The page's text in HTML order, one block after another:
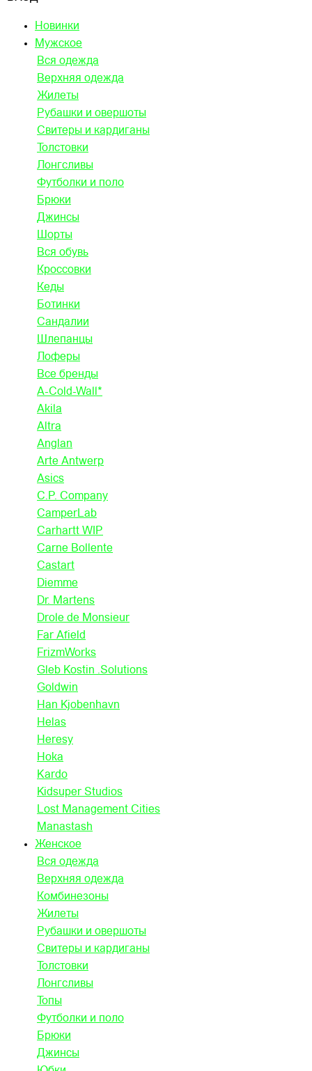
Новинки
Мужское
Вся одежда
Верхняя одежда
Жилеты
Рубашки и овершоты
Свитеры и кардиганы
Толстовки
Лонгсливы
Футболки и поло
Брюки
Джинсы
Шорты
Вся обувь
Кроссовки
Кеды
Ботинки
Сандалии
Шлепанцы
Лоферы
Все бренды
A-Cold-Wall*
Akila
Altra
Anglan
Arte Antwerp
Asics
C.P. Company
CamperLab
Carhartt WIP
Carne Bollente
Castart
Diemme
Dr. Martens
Drole de Monsieur
Far Afield
FrizmWorks
Gleb Kostin .Solutions
Goldwin
Han Kjobenhavn
Helas
Heresy
Hoka
Kardo
Kidsuper Studios
Lost Management Cities
Manastash
Женское
Вся одежда
Верхняя одежда
Комбинезоны
Жилеты
Рубашки и овершоты
Свитеры и кардиганы
Толстовки
Лонгсливы
Топы
Футболки и поло
Брюки
Джинсы